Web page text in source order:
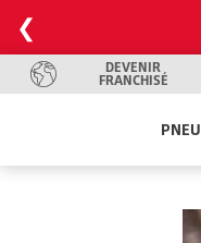
❮
DEVENIR
FRANCHISÉ
PNEU